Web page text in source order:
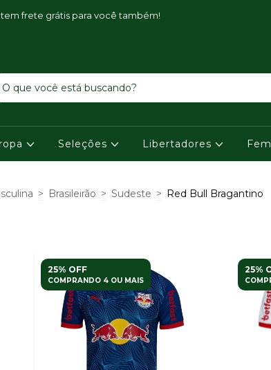
frete grátis para você também!
Seleções Libertadores
> Brasileirão > Sudeste > Red Bull Bragantino
25% OFF
COMPRANDO 4 OU MAIS
25%